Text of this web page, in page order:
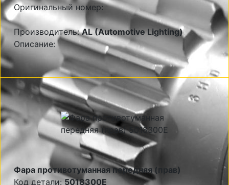
Оригинальный номер:
Производитель:AL (Automotive Lighting)
Описание:
Фара противотуманная передняя (прав)
Код детали: 5018300E